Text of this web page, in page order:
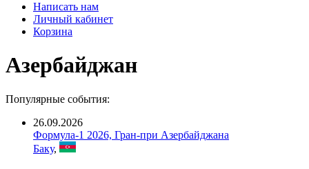
Написать нам
Личный кабинет
Корзина
Азербайджан
Популярные события:
26.09.2026
Формула-1 2026, Гран-при Азербайджана
Баку,